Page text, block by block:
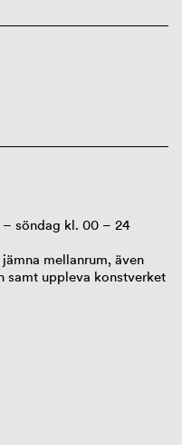
söndag kl. 00 – 24
mellanrum, även
samt uppleva konstverket